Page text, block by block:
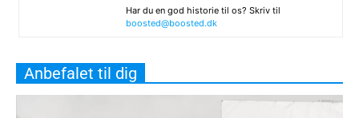
Har du en god historie til os? Skriv til
boosted@boosted.dk